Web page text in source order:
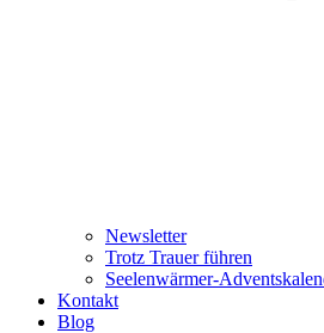
Newsletter
Trotz Trauer führen
Seelenwärmer-
Kontakt
Blog